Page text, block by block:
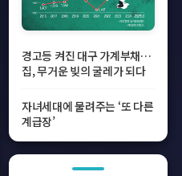
경고등 켜진 대구 가계부채…
집, 무거운 빚의 굴레가 되다
자녀세대에 물려주는 ‘또 다른
계급장’